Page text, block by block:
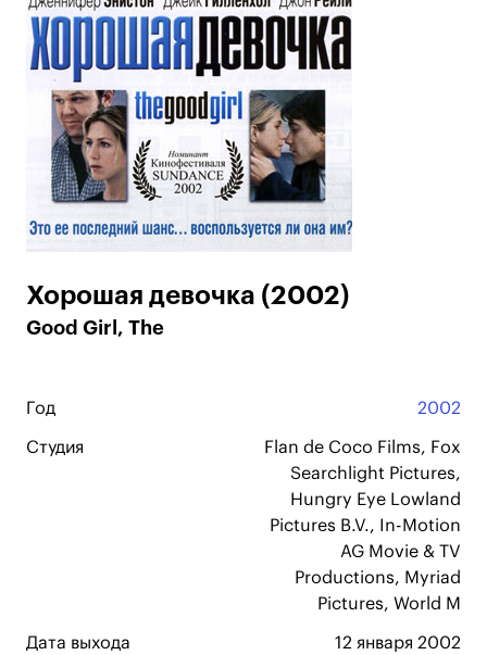
Хорошая девочка (2002)
Good Girl, The
Год 2002
Студия
Flan de Coco Films, Fox
Searchlight Pictures,
Hungry Eye Lowland
Pictures B.V., In-Motion
AG Movie & TV
Productions, Myriad
Pictures, World M
Дата выхода 12 января 2002